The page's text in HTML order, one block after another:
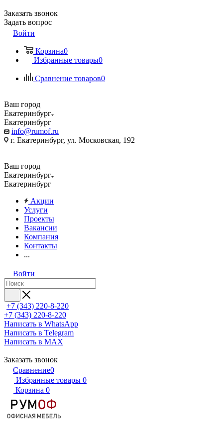
Заказать звонок
Задать вопрос
Войти
Корзина0
Избранные товары0
Сравнение товаров0
Ваш город
Екатеринбург
Екатеринбург
info@rumof.ru
г. Екатеринбург, ул. Московская, 192
Ваш город
Екатеринбург
Екатеринбург
Акции
Услуги
Проекты
Вакансии
Компания
Контакты
...
Войти
+7 (343) 220-8-220
+7 (343) 220-8-220
Написать в WhatsApp
Написать в Telegram
Написать в MAX
Заказать звонок
Сравнение0
Избранные товары 0
Корзина 0